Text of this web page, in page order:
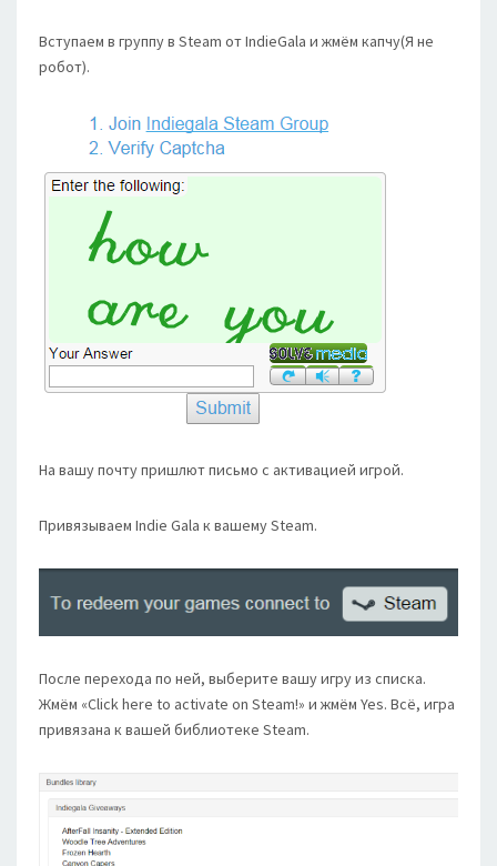
Вступаем в группу в Steam от IndieGala и жмём капчу(Я не
робот).
На вашу почту пришлют письмо с активацией игрой.
Привязываем Indie Gala к вашему Steam.
После перехода по ней, выберите вашу игру из списка.
Жмём «Click here to activate on Steam!» и жмём Yes. Всё, игра
привязана к вашей библиотеке Steam.